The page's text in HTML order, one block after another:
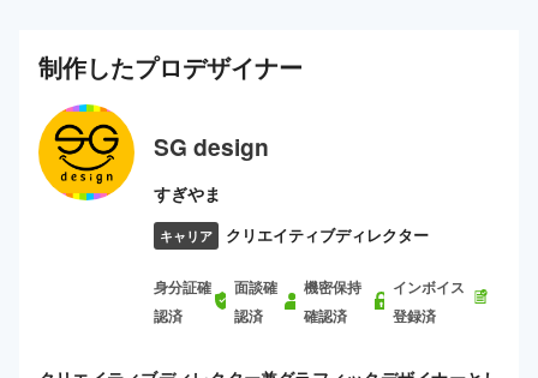
制作したプロデザイナー
SG design
すぎやま
キャリア クリエイティブディレクター
身分証確
認済
面談確
認済
機密保持
確認済
インボイス
登録済